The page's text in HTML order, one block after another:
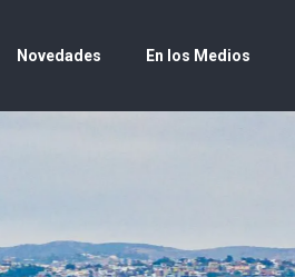
Novedades En los Medios